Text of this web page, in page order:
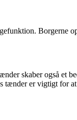
Borgerne
skaber også et
tænder er vigtigt for